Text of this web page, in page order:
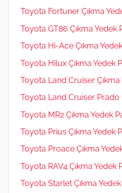
Toyota Fortuner Çıkma
Toyota GT86 Çıkma Yedek
Toyota Hi-Ace Çıkma
Toyota Hilux Çıkma Yedek
Toyota Land Cruiser Çıkma
Toyota Land Cruiser Prado
Toyota MR2 Çıkma Yedek
Toyota Prius Çıkma Yedek
Toyota Proace Çıkma
Toyota RAV4 Çıkma Yedek
Toyota Starlet Çıkma